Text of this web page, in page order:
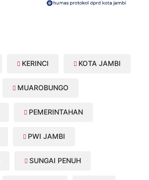
KERINCI KOTA JAMBI
MUAROBUNGO
PEMERINTAHAN
PWI JAMBI
SUNGAI PENUH